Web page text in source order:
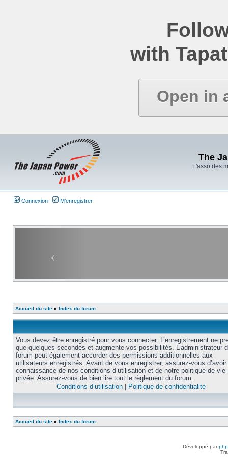
with
Open in
The
L'asso des
Connexion M’enregistrer
Accueil du site » Index du forum
Vous devez être enregistré pour vous connecter. L’enregistrement ne
que quelques secondes et augmente vos possibilités. L’administrateur
forum peut également accorder des permissions additionnelles aux
utilisateurs enregistrés. Avant de vous enregistrer, assurez-vous
connaissance de nos conditions d’utilisation et de notre politique de vie
privée. Assurez-vous de bien lire tout le règlement du forum.
Conditions d’utilisation
Politique de confidentialité
Accueil du site » Index du forum
Développé par